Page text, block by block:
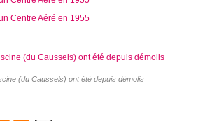
(du Caussels) ont été depuis démolis